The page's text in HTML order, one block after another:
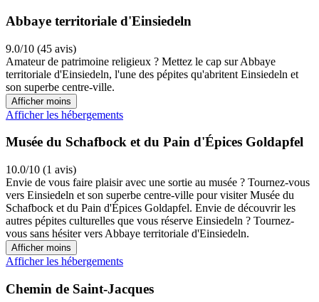
Abbaye territoriale d'Einsiedeln
9.0/10 (45 avis)
Amateur de patrimoine religieux ? Mettez le cap sur Abbaye
territoriale d'Einsiedeln, l'une des pépites qu'abritent Einsiedeln et
son superbe centre-ville.
Afficher moins
Afficher les hébergements
Musée du Schafbock et du Pain d'Épices Goldapfel
10.0/10 (1 avis)
Envie de vous faire plaisir avec une sortie au musée ? Tournez-vous
vers Einsiedeln et son superbe centre-ville pour visiter Musée du
Schafbock et du Pain d'Épices Goldapfel. Envie de découvrir les
autres pépites culturelles que vous réserve Einsiedeln ? Tournez-
vous sans hésiter vers Abbaye territoriale d'Einsiedeln.
Afficher moins
Afficher les hébergements
Chemin de Saint-Jacques